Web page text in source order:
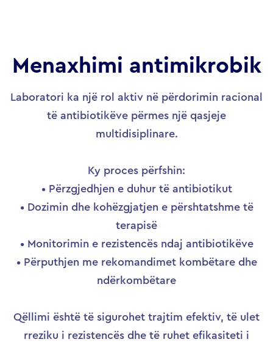
Menaxhimi antimikrobik
Laboratori ka një rol aktiv në përdorimin racional
të antibiotikëve përmes një qasjeje
multidisiplinare.
Ky proces përfshin:
• Përzgjedhjen e duhur të antibiotikut
• Dozimin dhe kohëzgjatjen e përshtatshme të
terapisë
• Monitorimin e rezistencës ndaj antibiotikëve
• Përputhjen me rekomandimet kombëtare dhe
ndërkombëtare
Qëllimi është të sigurohet trajtim efektiv, të ulet
rreziku i rezistencës dhe të ruhet efikasiteti i